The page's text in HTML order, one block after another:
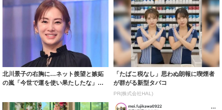
北川景子の右胸に…ネット羨望と嫉妬
の嵐「今世で運を使い果たしたな」
「たばこ税なし」思わぬ朗報に喫煙者
が群がる新型タバコ
PR(株式会社HAL)